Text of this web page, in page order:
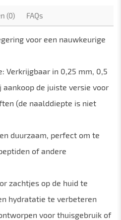
(0) FAQs
voor een nauwkeurige
Verkrijgbaar in 0,25 mm, 0,5
aankoop de juiste versie voor
(de naalddiepte is niet
duurzaam, perfect om te
of andere
zachtjes op de huid te
hydratatie te verbeteren
voor thuisgebruik of